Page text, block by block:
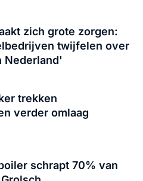
zich grote zorgen:
twijfelen over
Nederland'
trekken
verder omlaag
schrapt 70% van